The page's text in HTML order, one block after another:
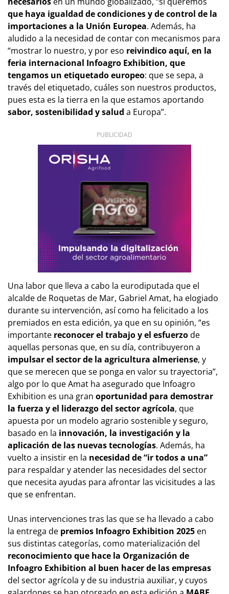
que haya igualdad de condiciones y de control de la
importaciones a la Unión Europea. Además, ha
aludido a la necesidad de contar con mecanismos para
“mostrar lo nuestro, y por eso reivindico aquí, en la
feria internacional Infoagro Exhibition, que
tengamos un etiquetado europeo: que se sepa, a
través del etiquetado, cuáles son nuestros productos,
pues esta es la tierra en la que estamos aportando
sabor, sostenibilidad y salud a Europa”.
PUBLICIDAD
Una labor que lleva a cabo la eurodiputada que el
alcalde de Roquetas de Mar, Gabriel Amat, ha elogiado
durante su intervención, así como ha felicitado a los
premiados en esta edición, ya que en su opinión, “es
importante reconocer el trabajo y el esfuerzode
aquellas personas que, en su día, contribuyeron a
impulsar el sector de la agricultura almeriense, y
que se merecen que se ponga en valor su trayectoria”,
algo por lo que Amat ha asegurado que Infoagro
Exhibition es una gran oportunidad para demostrar
la fuerza y el liderazgo del sector agrícola, que
apuesta por un modelo agrario sostenible y seguro,
basado en la innovación, la investigación y la
aplicación de las nuevas tecnologías. Además, ha
vuelto a insistir en la necesidad de “ir todos a una”
para respaldar y atender las necesidades del sector
que necesita ayudas para afrontar las vicisitudes a las
que se enfrentan.
Unas intervenciones tras las que se ha llevado a cabo
la entrega de premios Infoagro Exhibition 2025 en
sus distintas categorías, como materialización del
reconocimiento que hace la Organización de
Infoagro Exhibition al buen hacer de las empresas
del sector agrícola y de su industria auxiliar, y cuyos